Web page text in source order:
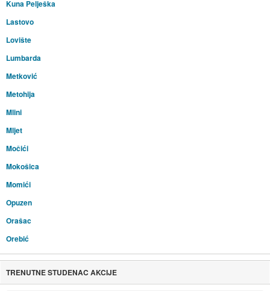
Kuna Pelješka
Lastovo
Lovište
Lumbarda
Metković
Metohija
Mlini
Mljet
Močići
Mokošica
Momići
Opuzen
Orašac
Orebić
TRENUTNE STUDENAC AKCIJE